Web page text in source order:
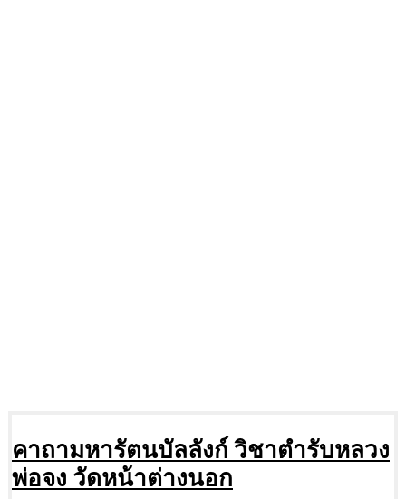
คาถามหารัตนบัลลังก์ วิชาตำรับหลวง
พ่อจง วัดหน้าต่างนอก